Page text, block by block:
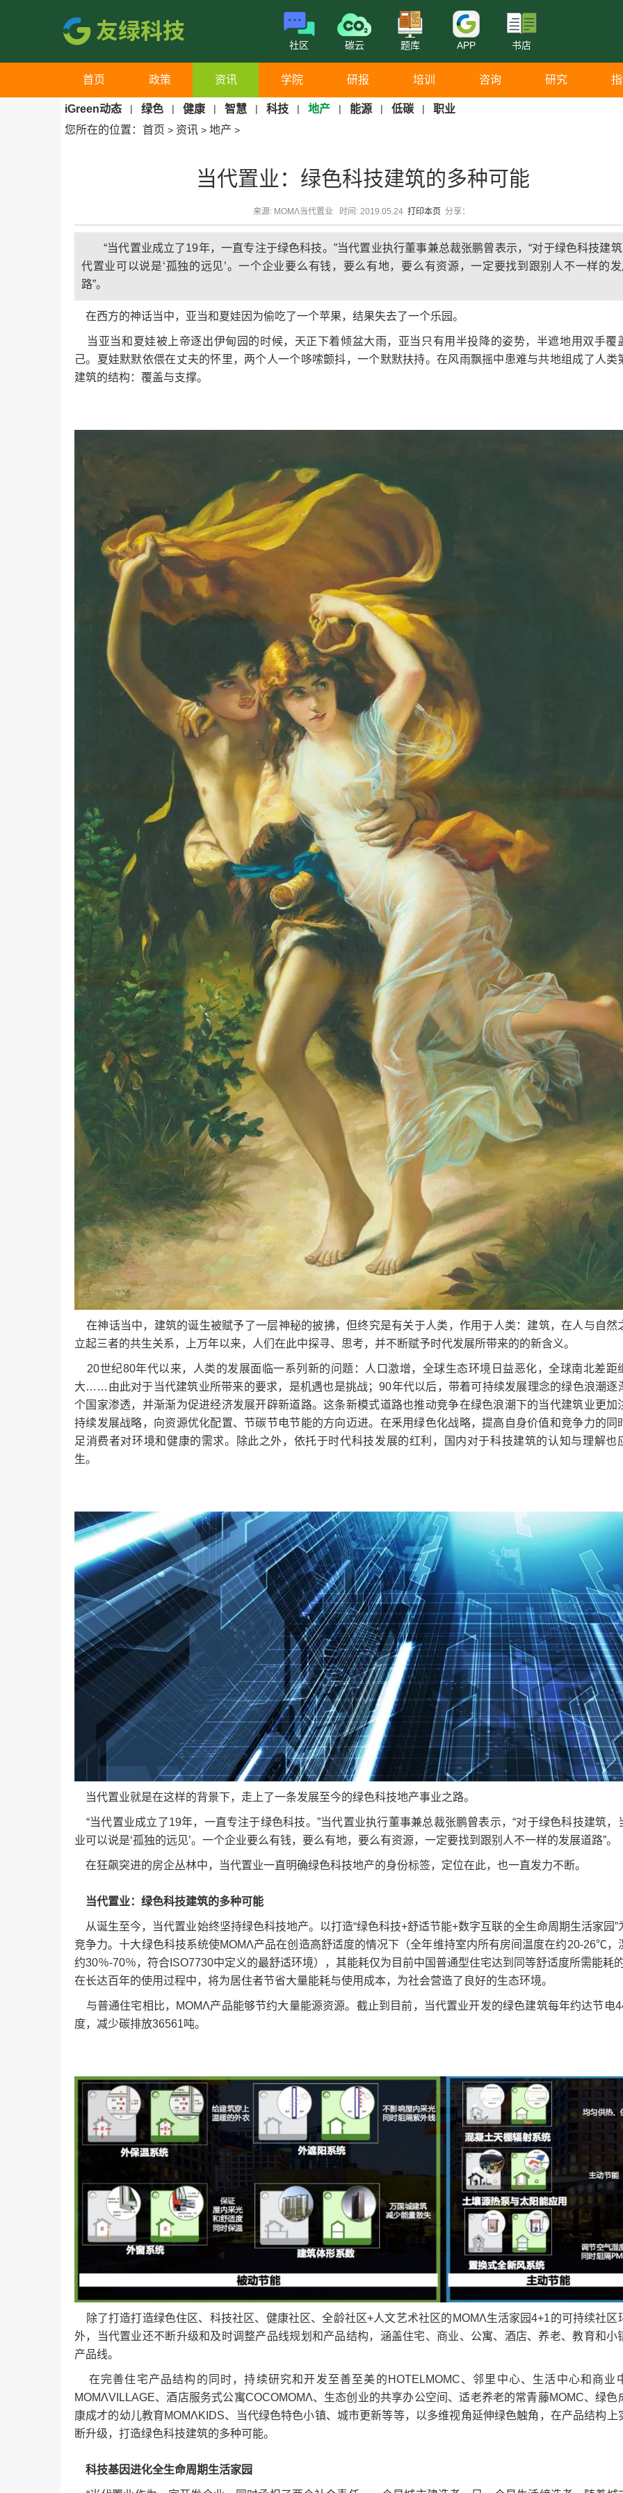
社区 碳云 题库 APP 书店
首页 政策 资讯 学院 研报 培训 咨询 研究
iGreen动态 | 绿色 | 健康 | 智慧 | 科技 | 地产 | 能源 | 低碳 |
职业
您所在的位置： 首页 > 资讯 > 地产 >
当代置业：绿色科技建筑的多种可能
来源: MOMΛ当代置业 时间: 2019.05.24 打印本页 分享：
“当代置业成立了19年，一直专注于绿色科技。”当代置业执行董事兼总裁张鹏曾表示，“对于绿色科技建
代置业可以说是‘孤独的远见’。一个企业要么有钱，要么有地，要么有资源，一定要找到跟别人不一样的
路”。
在西方的神话当中，亚当和夏娃因为偷吃了一个苹果，结果失去了一个乐园。
当亚当和夏娃被上帝逐出伊甸园的时候，天正下着倾盆大雨，亚当只有用半投降的姿势，半遮地用双手覆
己。夏娃默默依偎在丈夫的怀里，两个人一个哆嗦颤抖，一个默默扶持。在风雨飘摇中患难与共地组成了人类
建筑的结构：覆盖与支撑。
在神话当中，建筑的诞生被赋予了一层神秘的披拂，但终究是有关于人类，作用于人类：建筑，在人与自然
立起三者的共生关系，上万年以来，人们在此中探寻、思考，并不断赋予时代发展所带来的的新含义。
20世纪80年代以来，人类的发展面临一系列新的问题：人口激增，全球生态环境日益恶化，全球南北差距
大……由此对于当代建筑业所带来的要求，是机遇也是挑战；90年代以后，带着可持续发展理念的绿色浪潮逐
个国家渗透，并渐渐为促进经济发展开辟新道路。这条新模式道路也推动竞争在绿色浪潮下的当代建筑业更加
持续发展战略，向资源优化配置、节碳节电节能的方向迈进。在釆用绿色化战略，提高自身价值和竞争力的同
足消费者对环境和健康的需求。除此之外，依托于时代科技发展的红利，国内对于科技建筑的认知与理解也
生。
当代置业就是在这样的背景下，走上了一条发展至今的绿色科技地产事业之路。
“当代置业成立了19年，一直专注于绿色科技。”当代置业执行董事兼总裁张鹏曾表示，“对于绿色科技建筑，
业可以说是‘孤独的远见’。一个企业要么有钱，要么有地，要么有资源，一定要找到跟别人不一样的发展道路”。
在狂飙突进的房企丛林中，当代置业一直明确绿色科技地产的身份标签，定位在此，也一直发力不断。
当代置业：绿色科技建筑的多种可能
从诞生至今，当代置业始终坚持绿色科技地产。以打造“绿色科技+舒适节能+数字互联的全生命周期生活家园”
竞争力。十大绿色科技系统使ΜΟΜΛ产品在创造高舒适度的情况下（全年维持室内所有房间温度在约20-26℃，
约30％-70％，符合ISO7730中定义的最舒适环境），其能耗仅为目前中国普通型住宅达到同等舒适度所需能耗
在长达百年的使用过程中，将为居住者节省大量能耗与使用成本，为社会营造了良好的生态环境。
与普通住宅相比，MOMΛ产品能够节约大量能源资源。截止到目前，当代置业开发的绿色建筑每年约达节电
度，减少碳排放36561吨。
除了打造打造绿色住区、科技社区、健康社区、全龄社区+人文艺术社区的MOMΛ生活家园4+1的可持续社区
外，当代置业还不断升级和及时调整产品线规划和产品结构，涵盖住宅、商业、公寓、酒店、养老、教育和小
产品线。
在完善住宅产品结构的同时，持续研究和开发至善至美的HOTELMOMC、邻里中心、生活中心和商业
ΜΟΜΛVILLAGE、酒店服务式公寓COCOΜΟΜΛ、生态创业的共享办公空间、适老养老的常青藤MOMC、绿色
康成才的幼儿教育ΜΟΜΛKIDS、当代绿色特色小镇、城市更新等等，以多维视角延伸绿色触角，在产品结构上
断升级，打造绿色科技建筑的多种可能。
科技基因进化全生命周期生活家园